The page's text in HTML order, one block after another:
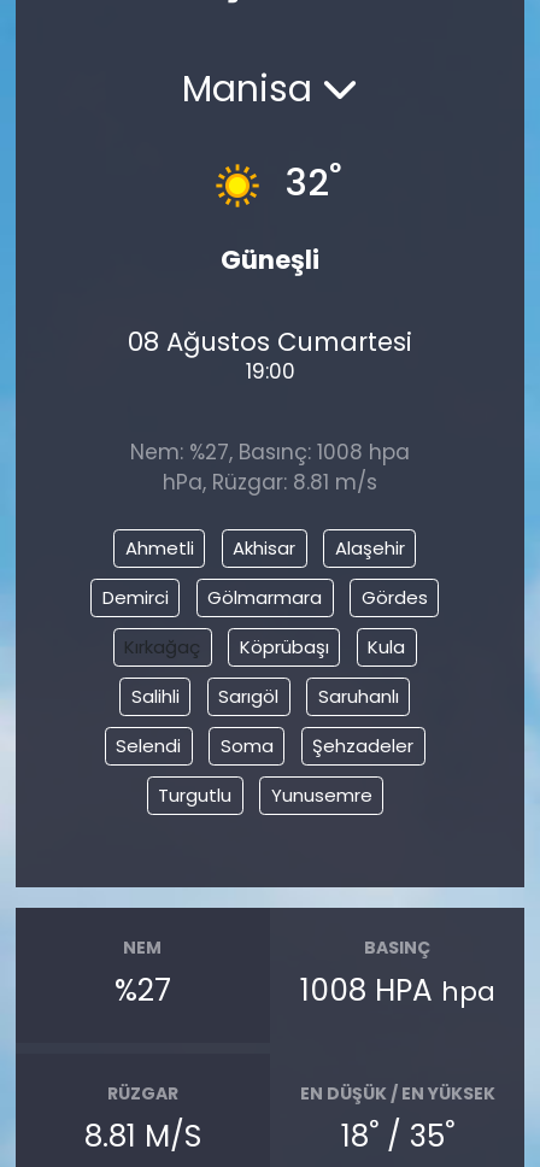
Manisa
32°
Güneşli
08 Ağustos Cumartesi
19:00
Nem: %27, Basınç: 1008 hpa
hPa, Rüzgar: 8.81 m/s
Ahmetli Akhisar
Alaşehir
Demirci
Gölmarmara
Gördes
Kırkağaç
Köprübaşı
Kula
Salihli
Sarıgöl
Saruhanlı
Selendi
Soma
Şehzadeler
Turgutlu
Yunusemre
NEM
%27
BASINÇ
1008 HPA hpa
RÜZGAR
8.81 M/S
EN DÜŞÜK / EN YÜKSEK
18°/ 35°